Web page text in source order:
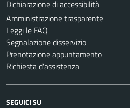
Dichiarazione di accessibilità
Amministrazione trasparente
Leggi le FAQ
Segnalazione disservizio
Prenotazione appuntamento
Richiesta d'assistenza
SEGUICI SU